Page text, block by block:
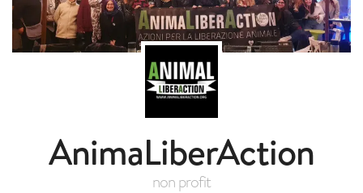
AnimaLiberAction
non profit